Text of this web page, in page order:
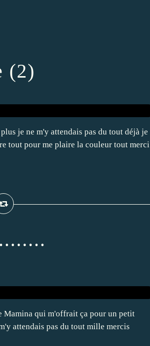
(2)
je ne m'y attendais pas du tout déjà je
tout pour me plaire la couleur tout merci
Mamina qui m'offrait ça pour un petit
attendais pas du tout mille mercis